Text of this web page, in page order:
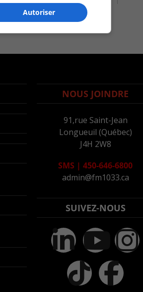
NOUS JOINDRE
91,rue Saint-Jean
Longueuil (Québec)
J4H 2W8
SMS | 450-646-6800
admin@fm1033.ca
SUIVEZ-NOUS
Autoriser